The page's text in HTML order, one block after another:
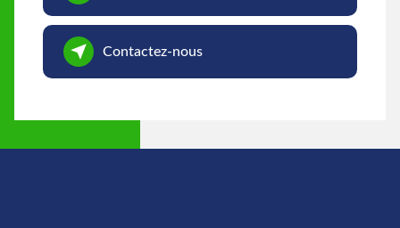
Contactez-nous